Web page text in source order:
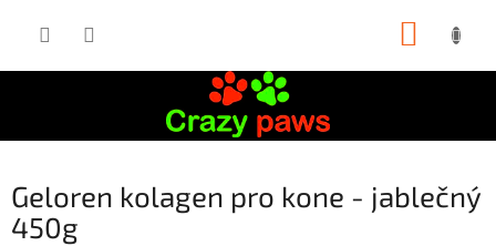
Geloren kolagen pro kone - jablečný
450g